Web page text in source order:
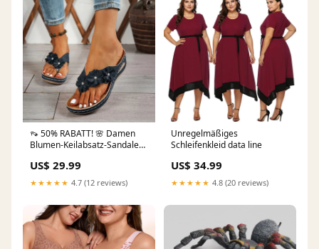
👡 50% RABATT! 🌸 Damen
Blumen-Keilabsatz-Sandalen
Design, Bequeme Passform
& Perfekt Für Den Sommer ☀️
US$ 29.99
★★★★★ 4.7 (12 reviews)
Unregelmäßiges
Schleifenkleid data line
US$ 34.99
★★★★★ 4.8 (20 reviews)